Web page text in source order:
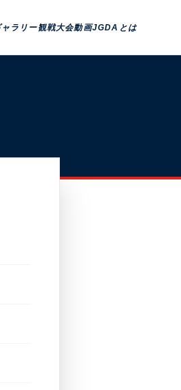
ラリー観戦大会動画JGDAとは